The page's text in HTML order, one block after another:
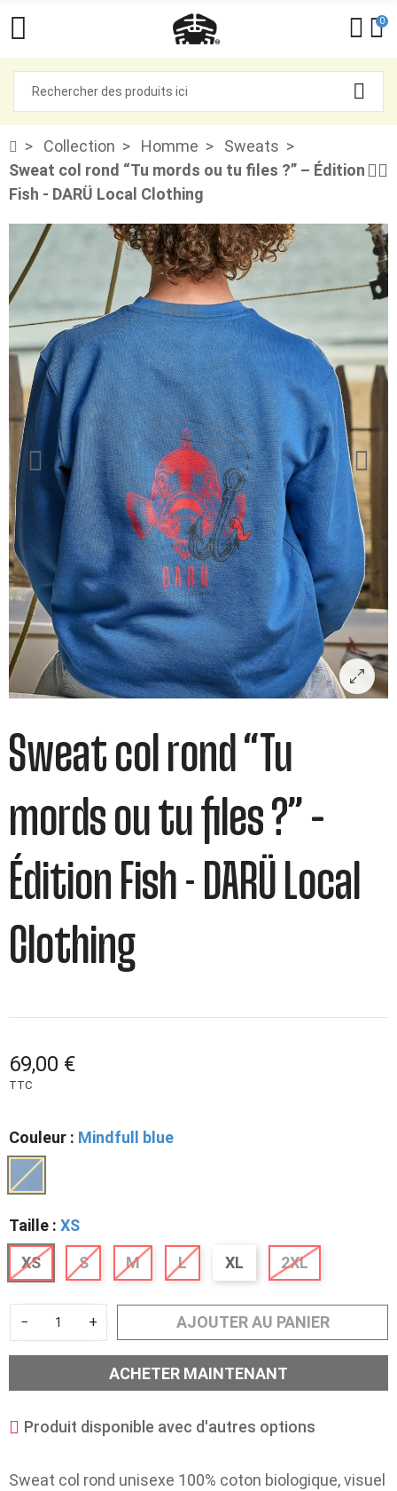
0
Collection Homme
Sweats
Sweat col rond “Tu mords ou tu files ?” – Édition
Fish - DARÜ Local Clothing
Sweat col rond “Tu
mords ou tu files ?” –
Édition Fish - DARÜ Local
Clothing
Sweat col rond unisexe 100% coton biologique, visuel
69,00 €
TTC
Couleur : Mindfull blue
Taille : XS
XS
S M L XL 2XL
− + AJOUTER AU PANIER
ACHETER MAINTENANT
Produit disponible avec d'autres options